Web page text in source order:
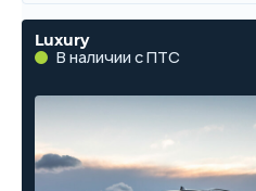
Luxury
В наличии с ПТС